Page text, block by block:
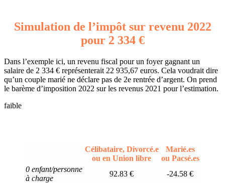
Simulation de l’impôt sur revenu 2022
pour 2 334 €
Dans l’exemple ici, un revenu fiscal pour un foyer gagnant un
salaire de 2 334 € représenterait 22 935,67 euros. Cela voudrait dire
qu’un couple marié ne déclare pas de 2e rentrée d’argent. On prend
le barème d’imposition 2022 sur les revenus 2021 pour l’estimation.
faible
Célibataire, Divorcé.e
ou en Union libre
Marié.es
ou Pacsé.es
0 enfant/personne
à charge
92.83 €
-24.58 €